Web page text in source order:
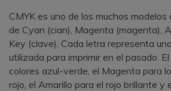
CMYK es uno de los muchos
de Cyan (cian), Magenta (magenta),
Key (clave). Cada letra representa
utilizada para imprimir en el pasado.
colores azul-verde, el Magenta para
rojo, el Amarillo para el rojo brillante y